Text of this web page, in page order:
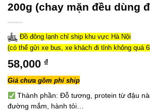
200g (chay mặn đều dùng
Đồ đông lạnh chỉ ship khu vực Hà Nội
(có thể gửi xe bus, xe khách đi tỉnh không quá
58,000 ₫
Giá chưa gồm phí ship
Thành phần: Đỗ tương, protein từ đậu
đường mắm, hành tỏi…